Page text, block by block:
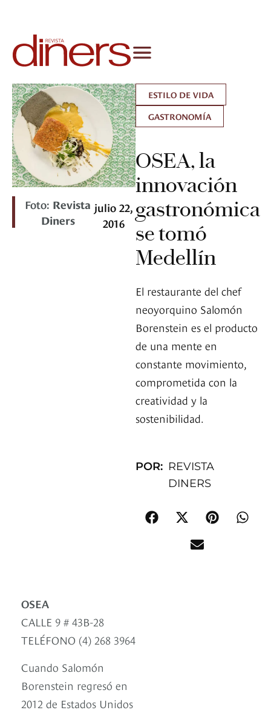
Foto: Revista
Diners
julio 22,
2016
ESTILO DE VIDA
GASTRONOMÍA
OSEA, la
innovación
gastronómica
se tomó
Medellín
El restaurante del chef
neoyorquino Salomón
Borenstein es el producto
de una mente en
constante movimiento,
comprometida con la
creatividad y la
sostenibilidad.
POR: REVISTA
DINERS
OSEA
CALLE 9 # 43B-28
TELÉFONO (4) 268 3964
Cuando Salomón
Borenstein regresó en
2012 de Estados Unidos